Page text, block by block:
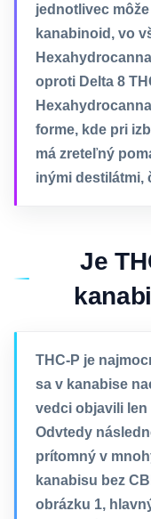
jednotlivec
kanabinoid, vo
oproti Delta 8
forme, kde pri
má zreteľný
inými destilátmi,
Je
THC-P je
sa v kanabise
vedci objavili
Odvtedy
prítomný v
kanabisu bez
obrázku 1,